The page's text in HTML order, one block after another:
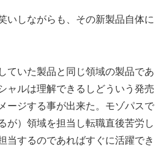
いしながらも、その新製品自体に
ていた製品と同じ領域の製品であ
ャルは理解できるしどういう発売
ージする事が出来た。モゾパスで
が）領域を担当し転職直後苦労し
当するのであればすぐに活躍でき